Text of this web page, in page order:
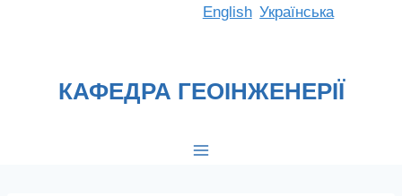
English Українська
КАФЕДРА ГЕОІНЖЕНЕРІЇ